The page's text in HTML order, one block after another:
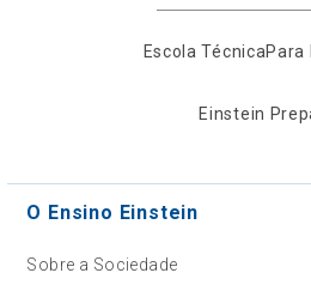
Escola TécnicaPara
Einstein
O Ensino Einstein
Sobre a Sociedade